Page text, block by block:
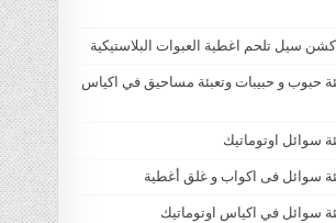
سيل تلحم اغطية العبوات البلاستيكية
حبوب و حبيبات وتعبئة مساحيق في اكياس
سوائل اوتوماتيك
سوائل فى اكواب و غلق أغطية
سوائل في اكياس اوتوماتيك